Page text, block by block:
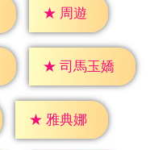
★ 周遊
★ 司馬玉嬌
★ 雅典娜